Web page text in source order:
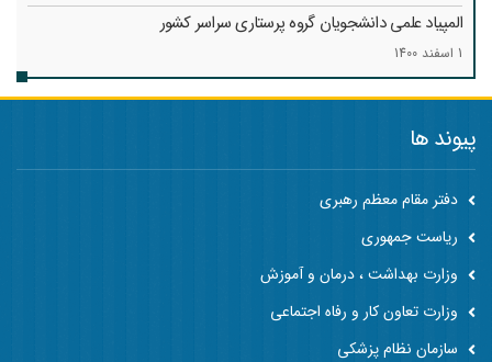
المپیاد علمی دانشجویان گروه پرستاری سراسر کشور
1 اسفند 1400
پیوند ها
دفتر مقام معظم رهبری
ریاست جمهوری
وزارت بهداشت ، درمان و آموزش
وزارت تعاون کار و رفاه اجتماعی
سازمان نظام پزشکی